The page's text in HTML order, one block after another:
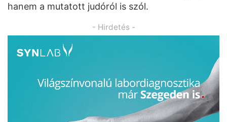
hanem a mutatott judóról is szól.
- Hirdetés -